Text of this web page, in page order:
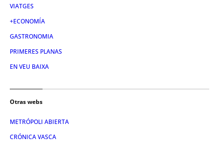
VIATGES
+ECONOMÍA
GASTRONOMIA
PRIMERES PLANAS
EN VEU BAIXA
Otras webs
METRÓPOLI ABIERTA
CRÓNICA VASCA